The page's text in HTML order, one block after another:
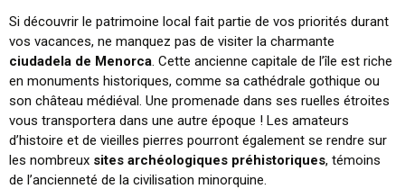
Si découvrir le patrimoine local fait partie de vos priorités durant
vos vacances, ne manquez pas de visiter la charmante
ciudadela de Menorca. Cette ancienne capitale de l’île est riche
en monuments historiques, comme sa cathédrale gothique ou
son château médiéval. Une promenade dans ses ruelles étroites
vous transportera dans une autre époque ! Les amateurs
d’histoire et de vieilles pierres pourront également se rendre sur
les nombreux sites archéologiques préhistoriques, témoins
de l’ancienneté de la civilisation minorquine.